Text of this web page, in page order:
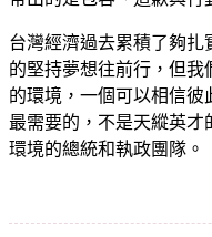
台灣經濟過去累積了夠扎
的堅持夢想往前行，但
的環境，一個可以相信彼
最需要的，不是天縱英
環境的總統和執政團隊。